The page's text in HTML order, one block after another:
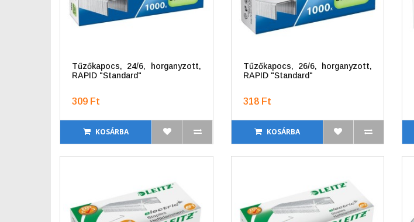
Tűzőkapocs, 24/6, horganyzott,
RAPID "Standard"
309 Ft
KOSÁRBA
Tűzőkapocs, 26/6, horganyzott,
RAPID "Standard"
318 Ft
KOSÁRBA